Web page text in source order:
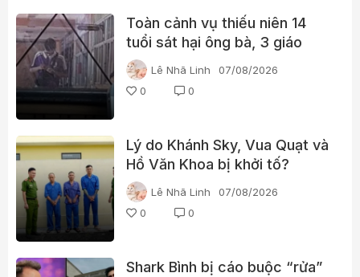
Toàn cảnh vụ thiếu niên 14
tuổi sát hại ông bà, 3 giáo
viên và 3 học sinh
Lê Nhã Linh
07/08/2026
0
0
Lý do Khánh Sky, Vua Quạt và
Hồ Văn Khoa bị khởi tố?
Lê Nhã Linh
07/08/2026
0
0
Shark Bình bị cáo buộc “rửa”